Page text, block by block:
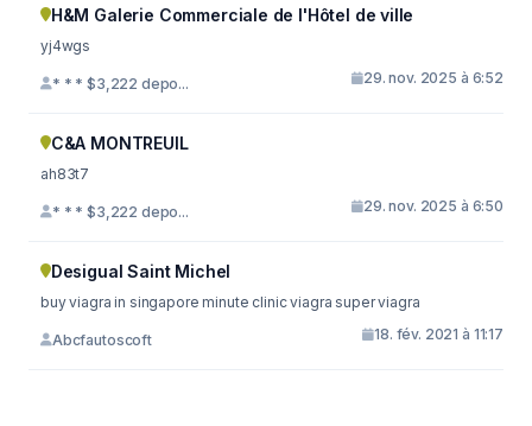
H&M Galerie Commerciale de l'Hôtel de ville
yj4wgs
* * * $3,222 depo... 29. nov. 2025 à 6:52
C&A MONTREUIL
ah83t7
* * * $3,222 depo... 29. nov. 2025 à 6:50
Desigual Saint Michel
buy viagra in singapore minute clinic viagra super viagra
Abcfautoscoft 18. fév. 2021 à 11:17